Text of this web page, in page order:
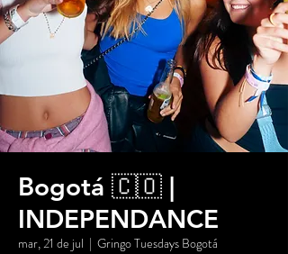
Bogotá 🇨🇴 |
INDEPENDANCE
mar, 21 de jul
  |
Gringo Tuesdays Bogotá